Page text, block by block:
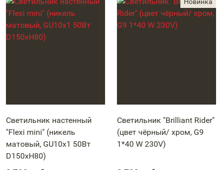
Светильник настенный
"Flexi mini" (никель
матовый, GU10x1 50Вт
D150xH80)
Светильник "Brilliant Rider"
(цвет чёрный/ хром, G9
1*40 W 230V)